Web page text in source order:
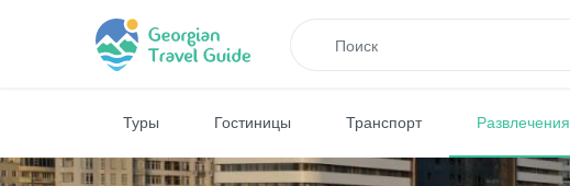
Туры Гостиницы Транспорт Развлечения